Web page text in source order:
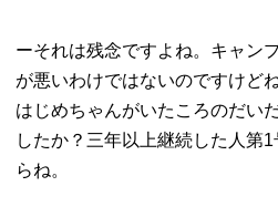
ーそれは残念ですよね。キャン
が悪いわけではないのですけどね
はじめちゃんがいたころのだい
したか？三年以上継続した人第
らね。